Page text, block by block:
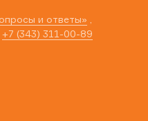
и ответы»
+7 (343) 311-00-89